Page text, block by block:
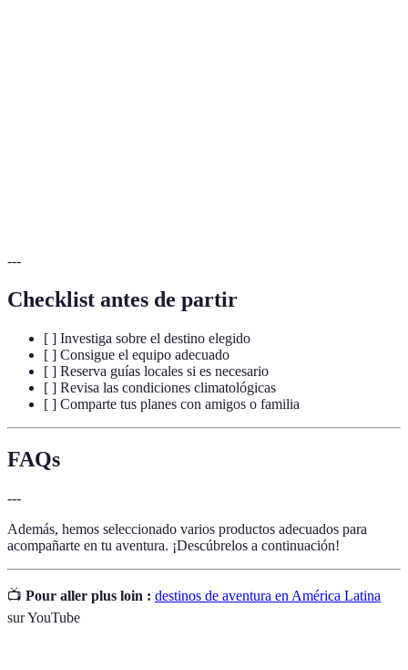
---
Checklist antes de partir
[ ] Investiga sobre el destino elegido
[ ] Consigue el equipo adecuado
[ ] Reserva guías locales si es necesario
[ ] Revisa las condiciones climatológicas
[ ] Comparte tus planes con amigos o familia
FAQs
---
Además, hemos seleccionado varios productos adecuados para
acompañarte en tu aventura. ¡Descúbrelos a continuación!
📺 Pour aller plus loin : destinos de aventura en América Latina
sur YouTube